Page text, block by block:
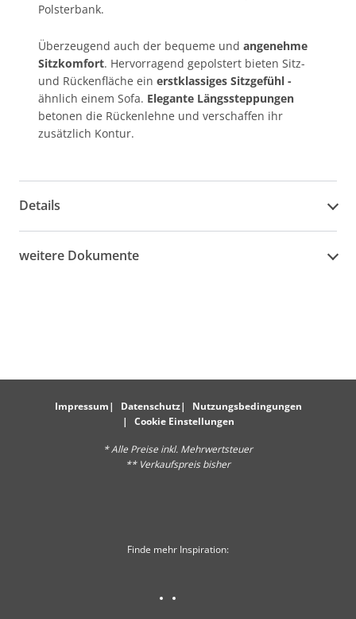
Polsterbank.
Überzeugend auch der bequeme und angenehme
Sitzkomfort. Hervorragend gepolstert bieten Sitz-
und Rückenfläche ein erstklassiges Sitzgefühl -
ähnlich einem Sofa. Elegante Längssteppungen
betonen die Rückenlehne und verschaffen ihr
zusätzlich Kontur.
Details
weitere Dokumente
Impressum Datenschutz
Nutzungsbedingungen
Cookie Einstellungen
* Alle Preise inkl. Mehrwertsteuer
** Verkaufspreis bisher
Finde mehr Inspiration: